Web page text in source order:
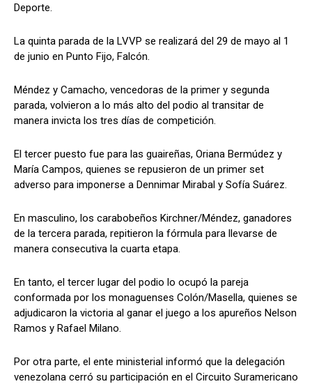
Deporte.
La quinta parada de la LVVP se realizará del 29 de mayo al 1
de junio en Punto Fijo, Falcón.
Méndez y Camacho, vencedoras de la primer y segunda
parada, volvieron a lo más alto del podio al transitar de
manera invicta los tres días de competición.
El tercer puesto fue para las guaireñas, Oriana Bermúdez y
María Campos, quienes se repusieron de un primer set
adverso para imponerse a Dennimar Mirabal y Sofía Suárez.
En masculino, los carabobeños Kirchner/Méndez, ganadores
de la tercera parada, repitieron la fórmula para llevarse de
manera consecutiva la cuarta etapa.
En tanto, el tercer lugar del podio lo ocupó la pareja
conformada por los monaguenses Colón/Masella, quienes se
adjudicaron la victoria al ganar el juego a los apureños Nelson
Ramos y Rafael Milano.
Por otra parte, el ente ministerial informó que la delegación
venezolana cerró su participación en el Circuito Suramericano